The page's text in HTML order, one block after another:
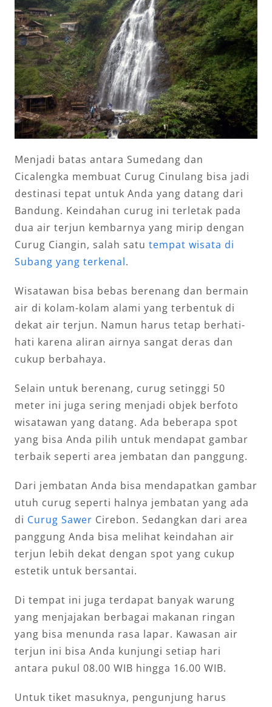
Menjadi batas antara Sumedang dan
Cicalengka membuat Curug Cinulang bisa jadi
destinasi tepat untuk Anda yang datang dari
Bandung. Keindahan curug ini terletak pada
dua air terjun kembarnya yang mirip dengan
Curug Ciangin, salah satu tempat wisata di
Subang yang terkenal.
Wisatawan bisa bebas berenang dan bermain
air di kolam-kolam alami yang terbentuk di
dekat air terjun. Namun harus tetap berhati-
hati karena aliran airnya sangat deras dan
cukup berbahaya.
Selain untuk berenang, curug setinggi 50
meter ini juga sering menjadi objek berfoto
wisatawan yang datang. Ada beberapa spot
yang bisa Anda pilih untuk mendapat gambar
terbaik seperti area jembatan dan panggung.
Dari jembatan Anda bisa mendapatkan gambar
utuh curug seperti halnya jembatan yang ada
di Curug Sawer Cirebon. Sedangkan dari area
panggung Anda bisa melihat keindahan air
terjun lebih dekat dengan spot yang cukup
estetik untuk bersantai.
Di tempat ini juga terdapat banyak warung
yang menjajakan berbagai makanan ringan
yang bisa menunda rasa lapar. Kawasan air
terjun ini bisa Anda kunjungi setiap hari
antara pukul 08.00 WIB hingga 16.00 WIB.
Untuk tiket masuknya, pengunjung harus